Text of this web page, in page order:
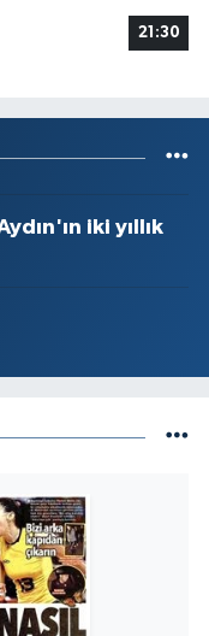
21:30
iki yıllık